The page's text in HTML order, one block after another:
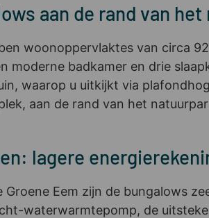
aan de rand van
woonoppervlaktes van circa
moderne badkamer en drie
waarop u uitkijkt via
aan de rand van het
lagere
Eem zijn de bungalows
waterwarmtepomp, de